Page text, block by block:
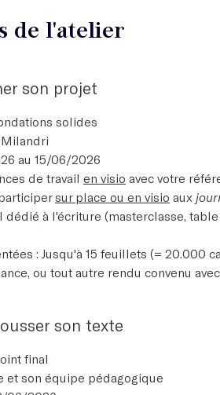
de l'atelier
son projet
solides
au 15/06/2026
de travail en visio avec votre
sur place ou en visio aux
dédié à l'écriture (masterclasse,
: Jusqu'à 15 feuillets (= 20.000
ou tout autre rendu convenu
son texte
final
et son équipe pédagogique